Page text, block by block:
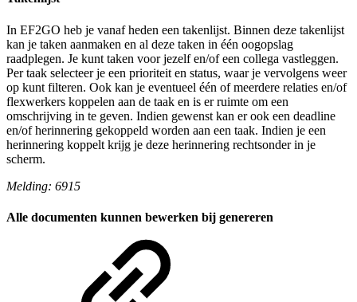
In EF2GO heb je vanaf heden een takenlijst. Binnen deze takenlijst
kan je taken aanmaken en al deze taken in één oogopslag
raadplegen. Je kunt taken voor jezelf en/of een collega vastleggen.
Per taak selecteer je een prioriteit en status, waar je vervolgens weer
op kunt filteren. Ook kan je eventueel één of meerdere relaties en/of
flexwerkers koppelen aan de taak en is er ruimte om een
omschrijving in te geven. Indien gewenst kan er ook een deadline
en/of herinnering gekoppeld worden aan een taak. Indien je een
herinnering koppelt krijg je deze herinnering rechtsonder in je
scherm.
Melding: 6915
Alle documenten kunnen bewerken bij genereren